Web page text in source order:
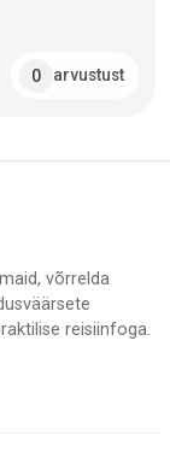
0 arvustust
võrrelda
reisiinfoga.